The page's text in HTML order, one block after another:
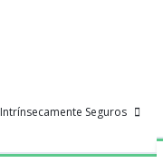
Intrínsecamente Seguros